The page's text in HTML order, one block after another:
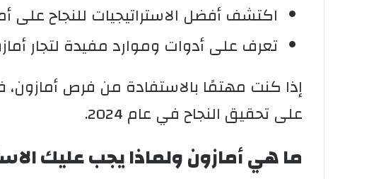
اكتشف أفضل الاستراتيجيات للنجاح على
تعرف على أدوات وموارد مفيدة لتجار
إذا كنت مهتمًا بالاستفادة من فرص أمازون،
على تحقيق النجاح في عام 2024.
ما هي أمازون ولماذا يجب عليك